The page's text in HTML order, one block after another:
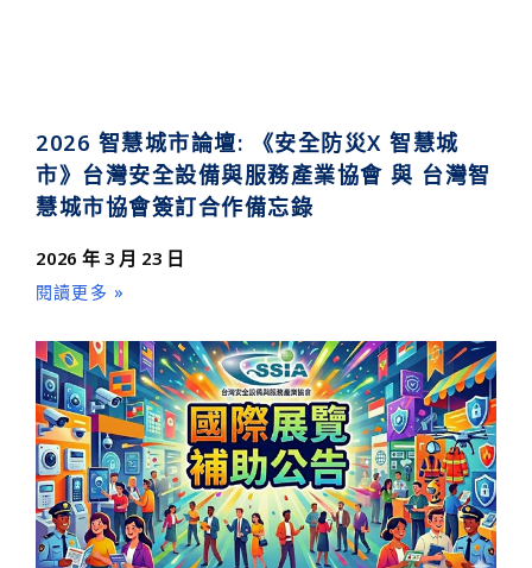
2026 智慧城市論壇: 《安全防災X 智慧城
市》台灣安全設備與服務產業協會 與 台灣智
慧城市協會簽訂合作備忘錄
2026 年 3 月 23 日
閱讀更多 »